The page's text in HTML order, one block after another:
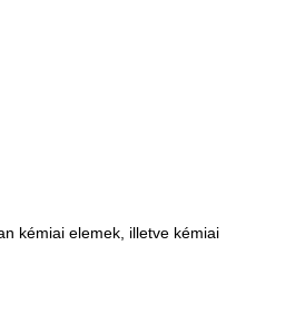
kémiai elemek, illetve kémiai